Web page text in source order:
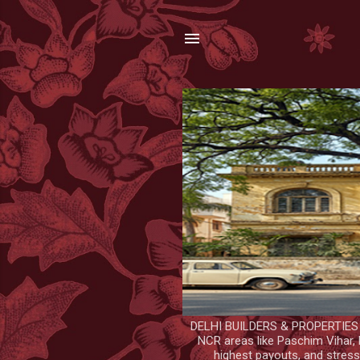
DELHI BUILDERS &
NCR areas like Paschim
highest payouts, and